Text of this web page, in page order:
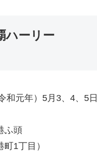
ハーリー
和元年）5月3、4、5日
ふ頭
町1丁目）